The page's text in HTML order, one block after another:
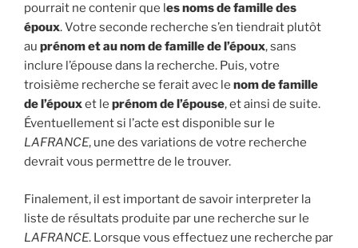
pourrait ne contenir que les noms de famille des
époux. Votre seconde recherche s’en tiendrait plutôt
au prénom et au nom de famille de l’époux, sans
inclure l’épouse dans la recherche. Puis, votre
troisième recherche se ferait avec le nom de famille
de l’épouxet le prénom de l’épouse, et ainsi de suite.
Éventuellement si l’acte est disponible sur le
LAFRANCE, une des variations de votre recherche
devrait vous permettre de le trouver.
Finalement, il est important de savoir interpreter la
liste de résultats produite par une recherche sur le
LAFRANCE. Lorsque vous effectuez une recherche par